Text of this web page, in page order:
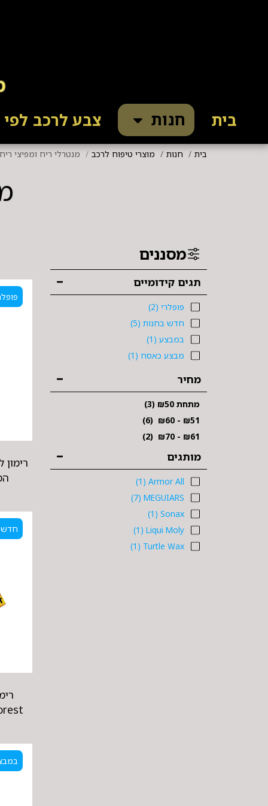
בית חנות צבע לרכב לפי
בית חנות מוצרי טיפוח לרכב מנטרלי ריח ומפיצי
מסננים
מחיר
מתחת ₪50
(3)
₪51
-
₪60
(6)
₪61
-
₪70
(2)
מותגים
(1)
(7)
Sonax
(1)
Liqui Moly
(1)
Turtle Wax
(1)
תגים קידומיים
פופלרי (2)
חדש בחנות (5)
במבצע (1)
מבצע כאסח (1)
רימון
חדש